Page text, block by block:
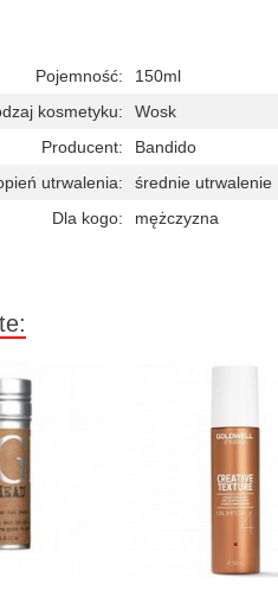
Pojemność:
150ml
kosmetyku:
Wosk
Producent:
Bandido
utrwalenia:
średnie utrwalenie
Dla kogo:
mężczyzna